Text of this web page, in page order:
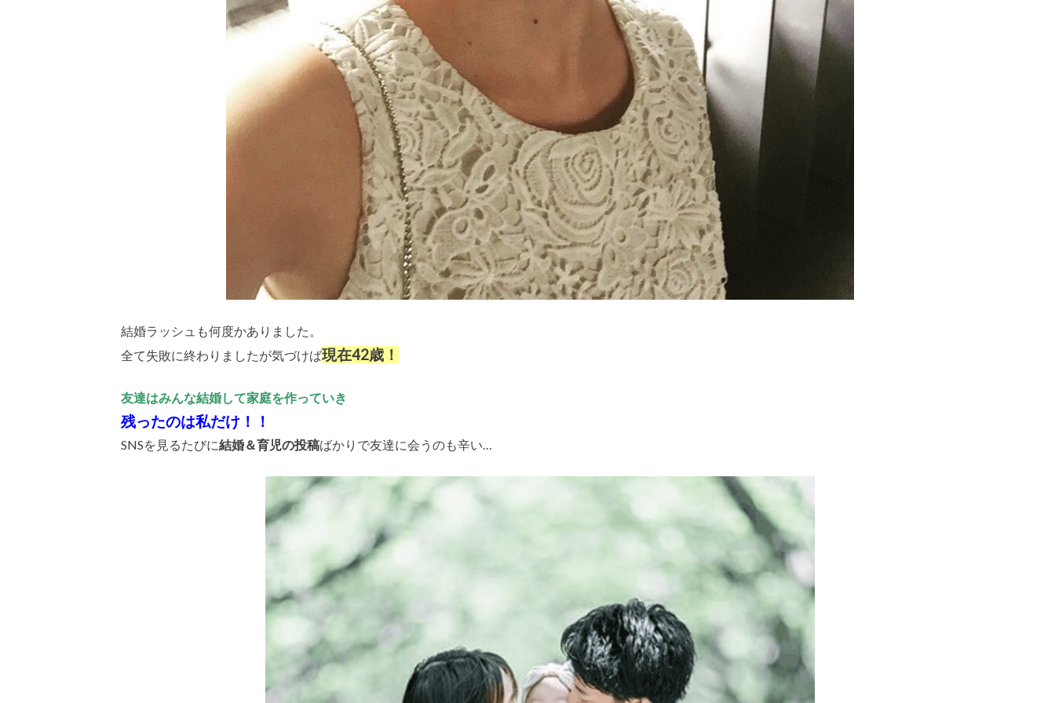
結婚ラッシュも何度かありました。
全て失敗に終わりましたが気づけば現在42歳！
友達はみんな結婚して家庭を作っていき
残ったのは私だけ！！
SNSを見るたびに結婚＆育児の投稿ばかりで友達に会うのも辛い…